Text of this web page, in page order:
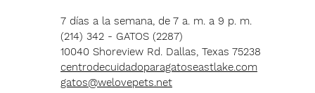
7 días a la semana, de 7 a. m. a 9 p. m.
(214) 342 - GATOS (2287)
10040 Shoreview Rd. Dallas, Texas 75238
centrodecuidadoparagatoseastlake.com
gatos@welovepets.net